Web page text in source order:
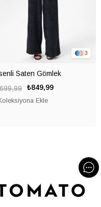
3
Saten Gömlek
₺849,99
Ekle